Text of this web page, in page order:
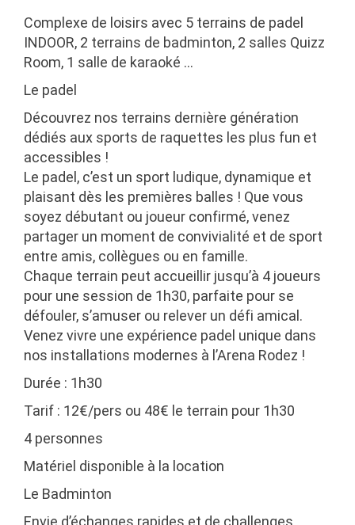
Complexe de loisirs avec 5 terrains de padel
INDOOR, 2 terrains de badminton, 2 salles Quizz
Room, 1 salle de karaoké …
Le padel
Découvrez nos terrains dernière génération
dédiés aux sports de raquettes les plus fun et
accessibles !
Le padel , c’est un sport ludique, dynamique et
plaisant dès les premières balles ! Que vous
soyez débutant ou joueur confirmé, venez
partager un moment de convivialité et de sport
entre amis, collègues ou en famille.
Chaque terrain peut accueillir jusqu’à 4 joueurs
pour une session de 1h30, parfaite pour se
défouler, s’amuser ou relever un défi amical.
Venez vivre une expérience padel unique dans
nos installations modernes à l’Arena Rodez !
Durée : 1h30
Tarif : 12€/pers ou 48€ le terrain pour 1h30
4 personnes
Matériel disponible à la location
Le Badminton
Envie d’échanges rapides et de challenges